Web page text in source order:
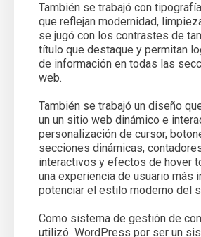
También se trabajó con
que reflejan modernidad,
se jugó con los contrastes de
título que destaque y permitan
de información en todas las
web.
También se trabajó un diseño
un un sitio web dinámico e
personalización de cursor,
secciones dinámicas,
interactivos y efectos de hover
una experiencia de usuario más
potenciar el estilo moderno del
Como sistema de gestión de
utilizó WordPress por ser un